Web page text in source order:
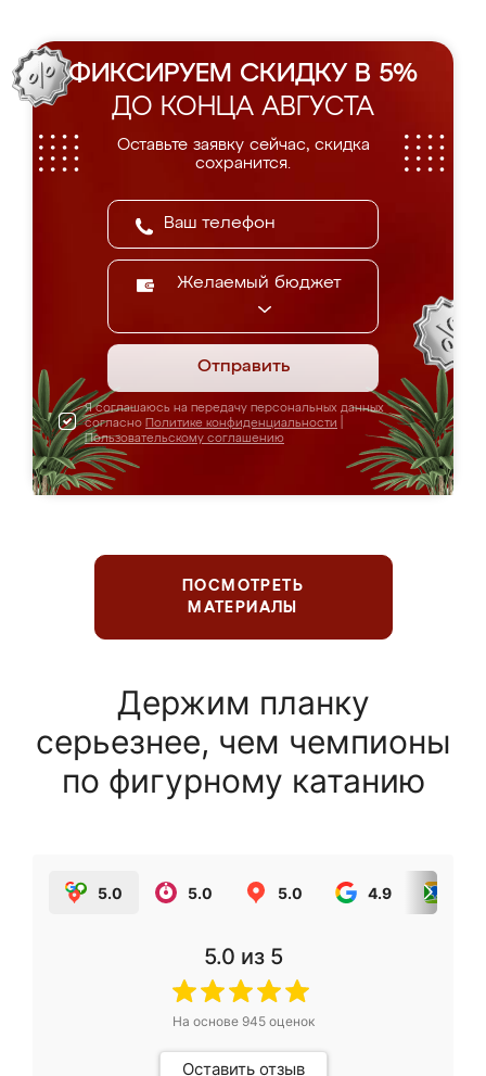
ФИКСИРУЕМ СКИДКУ В 5%
ДО КОНЦА АВГУСТА
Оставьте заявку сейчас, скидка
сохранится.
Желаемый бюджет
Отправить
Я соглашаюсь на передачу персональных данных
согласно Политике конфиденциальности
Пользовательскому соглашению
ПОСМОТРЕТЬ
МАТЕРИАЛЫ
Держим планку
серьезнее, чем чемпионы
по фигурному катанию
5.0 5.0 5.0 4.9
5.0 из 5
На основе 945оценок
Оставить отзыв